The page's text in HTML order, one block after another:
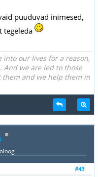
puuduvad inimesed,
tegeleda
into our lives for a reason,
we are led to those
them and we help them in
#43